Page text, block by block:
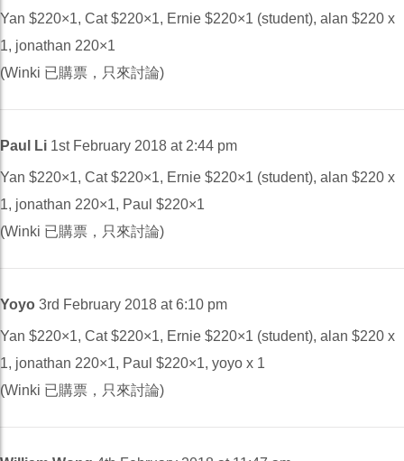
Yan $220×1, Cat $220×1, Ernie $220×1 (student), alan $220 x
1, jonathan 220×1
(Winki 已購票，只來討論)
Paul Li 1st February 2018 at 2:44 pm
Yan $220×1, Cat $220×1, Ernie $220×1 (student), alan $220 x
1, jonathan 220×1, Paul $220×1
(Winki 已購票，只來討論)
Yoyo 3rd February 2018 at 6:10 pm
Yan $220×1, Cat $220×1, Ernie $220×1 (student), alan $220 x
1, jonathan 220×1, Paul $220×1, yoyo x 1
(Winki 已購票，只來討論)